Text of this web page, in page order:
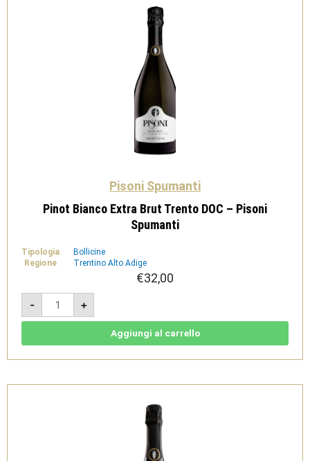
Pisoni Spumanti
Pinot Bianco Extra Brut Trento DOC – Pisoni
Spumanti
Tipologia
Bollicine
Regione
Trentino Alto Adige
€32,00
-
Pinot
Bianco
Extra
Brut
Pisoni
+
Aggiungi al carrello